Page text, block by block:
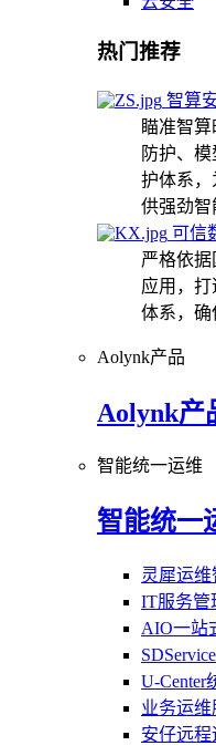
热门推荐
智算
瞄准智
防护、
护体系，
供强劲智
可信
严格依
应用，
体系，确
Aolynk产品
Aolynk产
智能统一运维
智能统一
灵犀运
IT服务管
AIO一站
U-Center
业务运维
安仔远